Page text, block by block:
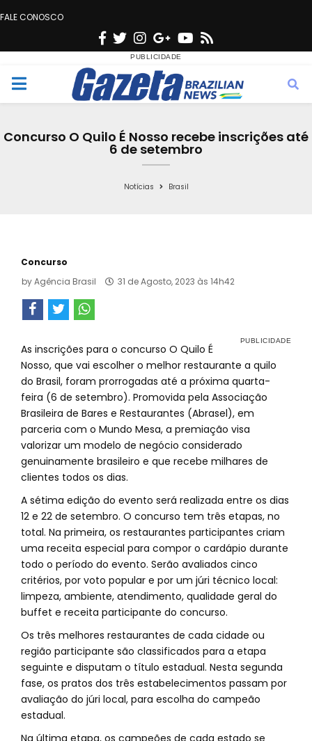
FALE CONOSCO
F
c
e
o
T
w
i
t
e
n
s
t
g
r
a
G
o
o
g
e
Y
u
t
b
s
M
Concurso O Quilo É Nosso recebe inscrições até
6 de setembro
Notícias Brasil
Concurso
byAgência Brasil 31 de Agosto, 2023 às 14h42
As inscrições para o concurso O Quilo É
Nosso, que vai escolher o melhor restaurante a quilo
do Brasil, foram prorrogadas até a próxima quarta-
feira (6 de setembro). Promovida pela Associação
Brasileira de Bares e Restaurantes (Abrasel), em
parceria com o Mundo Mesa, a premiação visa
valorizar um modelo de negócio considerado
genuinamente brasileiro e que recebe milhares de
clientes todos os dias.
A sétima edição do evento será realizada entre os dias
12 e 22 de setembro. O concurso tem três etapas, no
total. Na primeira, os restaurantes participantes criam
uma receita especial para compor o cardápio durante
todo o período do evento. Serão avaliados cinco
critérios, por voto popular e por um júri técnico local:
limpeza, ambiente, atendimento, qualidade geral do
buffet e receita participante do concurso.
Os três melhores restaurantes de cada cidade ou
região participante são classificados para a etapa
seguinte e disputam o título estadual. Nesta segunda
fase, os pratos dos três estabelecimentos passam por
avaliação do júri local, para escolha do campeão
estadual.
Na última etapa, os campeões de cada estado se